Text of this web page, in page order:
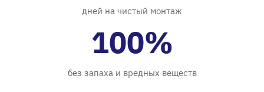
дней на чистый монтаж
100%
без запаха и вредных веществ